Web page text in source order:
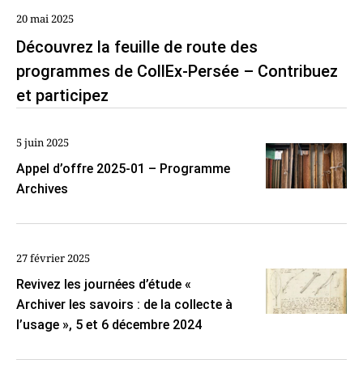
20 mai 2025
Découvrez la feuille de route des
programmes de CollEx-Persée – Contribuez
et participez
5 juin 2025
Appel d’offre 2025-01 – Programme
Archives
27 février 2025
Revivez les journées d’étude «
Archiver les savoirs : de la collecte à
l’usage », 5 et 6 décembre 2024